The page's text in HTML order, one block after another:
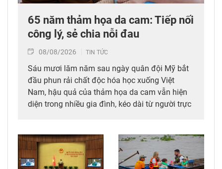
65 năm thảm họa da cam: Tiếp nối
công lý, sẻ chia nỗi đau
08/08/2026 TIN TỨC
Sáu mươi lăm năm sau ngày quân đội Mỹ bắt
đầu phun rải chất độc hóa học xuống Việt
Nam, hậu quả của thảm họa da cam vẫn hiện
diện trong nhiều gia đình, kéo dài từ người trực
diễn ra tại các tòa án quốc tế mà còn cần được
tiếp tục bằng những chính sách đủ đầy hơn, để
những người sinh ra trong hòa bình không bị